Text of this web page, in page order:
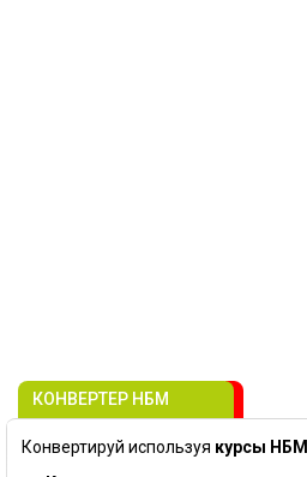
КОНВЕРТЕР НБМ
Конвертируй используя курсы НБМ